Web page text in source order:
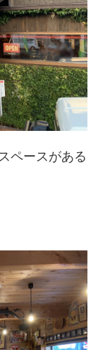
ペースがある